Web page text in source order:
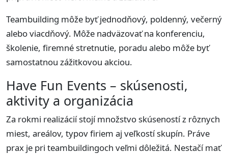
Teambuilding môže byť jednodňový, poldenný, večerný
alebo viacdňový. Môže nadväzovať na konferenciu,
školenie, firemné stretnutie, poradu alebo môže byť
samostatnou zážitkovou akciou.
Have Fun Events – skúsenosti,
aktivity a organizácia
Za rokmi realizácií stojí množstvo skúseností z rôznych
miest, areálov, typov firiem aj veľkostí skupín. Práve
prax je pri teambuildingoch veľmi dôležitá. Nestačí mať